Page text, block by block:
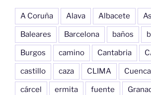
A Coruña Alava Albacete
Baleares Barcelona baños
Burgos camino Cantabria
castillo caza CLIMA Cuenca
cárcel ermita fuente